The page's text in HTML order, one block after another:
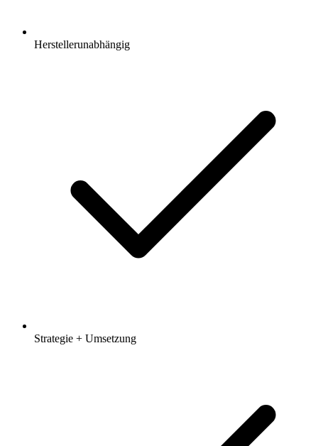
Herstellerunabhängig
Strategie + Umsetzung